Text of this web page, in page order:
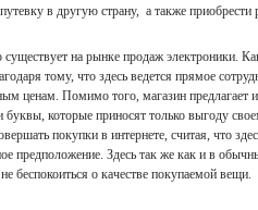
в другую страну, а также
на рынке продаж электроники.
тому, что здесь ведется прямое
ценам. Помимо того, магазин предлагает
буквы, которые приносят только выгоду
покупки в интернете, считая, что
предположение. Здесь так же как и в
беспокоиться о качестве покупаемой вещи.